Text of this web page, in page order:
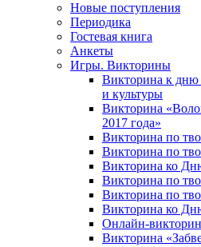
Новые поступления
Периодика
Гостевая книга
Анкеты
Игры. Викторины
Викторина к дню
и культуры
Викторина
2017 года»
Викторина по
Викторина по
Викторина ко
Викторина по
Викторина по
Викторина ко
Онлайн-
Викторина